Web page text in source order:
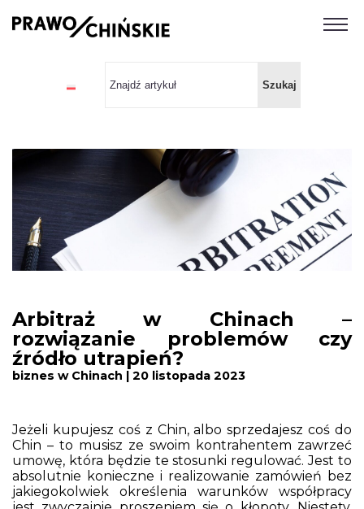
Arbitraż w Chinach –
rozwiązanie problemów czy
źródło utrapień?
biznes w Chinach | 20 listopada 2023
Jeżeli kupujesz coś z Chin, albo sprzedajesz coś do
Chin – to musisz ze swoim kontrahentem zawrzeć
umowę, która będzie te stosunki regulować. Jest to
absolutnie konieczne i realizowanie zamówień bez
jakiegokolwiek określenia warunków współpracy